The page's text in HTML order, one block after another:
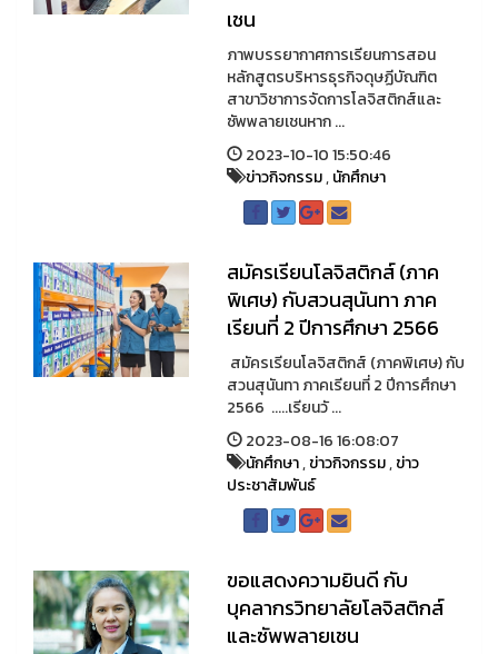
เชน
ภาพบรรยากาศการเรียนการสอน
หลักสูตรบริหารธุรกิจดุษฏีบัณฑิต
สาขาวิชาการจัดการโลจิสติกส์และ
ซัพพลายเชนหาก ...
2023-10-10 15:50:46
ข่าวกิจกรรม,นักศึกษา
สมัครเรียนโลจิสติกส์ (ภาค
พิเศษ) กับสวนสุนันทา ภาค
เรียนที่ 2 ปีการศึกษา 2566
สมัครเรียนโลจิสติกส์ (ภาคพิเศษ) กับ
สวนสุนันทา ภาคเรียนที่ 2 ปีการศึกษา
2566 .....เรียนวั ...
2023-08-16 16:08:07
นักศึกษา,ข่าวกิจกรรม,ข่าว
ประชาสัมพันธ์
ขอแสดงความยินดี กับ
บุคลากรวิทยาลัยโลจิสติกส์
และซัพพลายเชน